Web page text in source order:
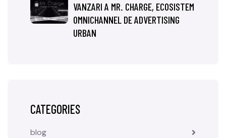
VANZARI A MR. CHARGE, ECOSISTEM
OMNICHANNEL DE ADVERTISING
URBAN
CATEGORIES
blog